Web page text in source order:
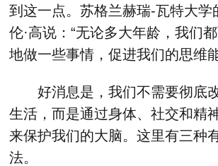
到这一点。苏格兰赫瑞-瓦特大学
伦·高说：“无论多大年龄，我们
地做一些事情，促进我们的思维
好消息是，我们不需要彻底
生活，而是通过身体、社交和精
来保护我们的大脑。这里有三种
法。